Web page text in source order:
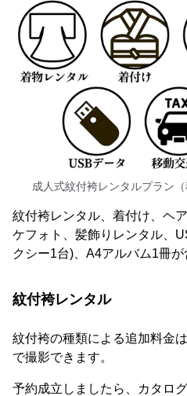
成人式紋付袴レンタルプラン
紋付袴レンタル、着付け、ヘ
ケフォト、髪飾りレンタル、
クシー1台)、A4アルバム1冊が
紋付袴レンタル
紋付袴の種類による追加料金
で撮影できます。
予約成立しましたら、カタロ